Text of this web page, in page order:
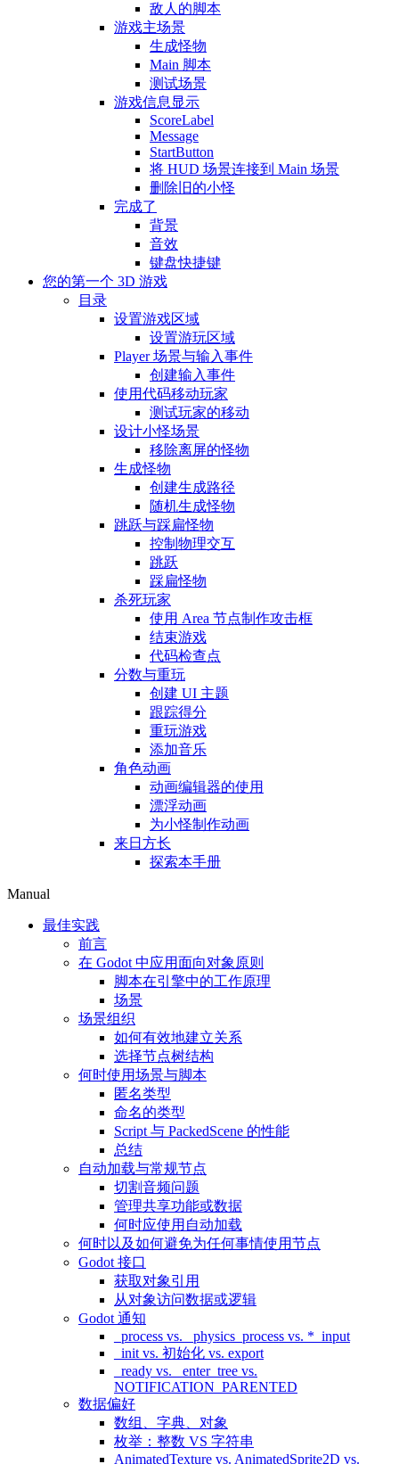
敌人的脚本
游戏主场景
生成怪物
Main 脚本
测试场景
游戏信息显示
ScoreLabel
Message
StartButton
将 HUD 场景连接到 Main 场景
删除旧的小怪
完成了
背景
音效
键盘快捷键
您的第一个 3D 游戏
目录
设置游戏区域
设置游玩区域
Player 场景与输入事件
创建输入事件
使用代码移动玩家
测试玩家的移动
设计小怪场景
移除离屏的怪物
生成怪物
创建生成路径
随机生成怪物
跳跃与踩扁怪物
控制物理交互
跳跃
踩扁怪物
杀死玩家
使用 Area 节点制作攻击框
结束游戏
代码检查点
分数与重玩
创建 UI 主题
跟踪得分
重玩游戏
添加音乐
角色动画
动画编辑器的使用
漂浮动画
为小怪制作动画
来日方长
探索本手册
Manual
最佳实践
前言
在 Godot 中应用面向对象原则
脚本在引擎中的工作原理
场景
场景组织
如何有效地建立关系
选择节点树结构
何时使用场景与脚本
匿名类型
命名的类型
Script 与 PackedScene 的性能
总结
自动加载与常规节点
切割音频问题
管理共享功能或数据
何时应使用自动加载
何时以及如何避免为任何事情使用节点
Godot 接口
获取对象引用
从对象访问数据或逻辑
Godot 通知
_process vs. _physics_process vs. *_input
_init vs. 初始化 vs. export
_ready vs. _enter_tree vs.
NOTIFICATION_PARENTED
数据偏好
数组、字典、对象
枚举：整数 VS 字符串
AnimatedTexture vs. AnimatedSprite2D vs.